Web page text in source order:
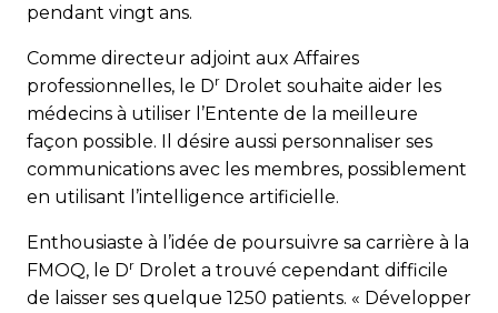
pendant vingt ans.
Comme directeur adjoint aux Affaires
professionnelles, le Dr Drolet souhaite aider les
médecins à utiliser l’Entente de la meilleure
façon possible. Il désire aussi personnaliser ses
communications avec les membres, possiblement
en utilisant l’intelligence artificielle.
Enthousiaste à l’idée de poursuivre sa carrière à la
FMOQ, le Dr Drolet a trouvé cependant difficile
de laisser ses quelque 1250 patients. « Développer